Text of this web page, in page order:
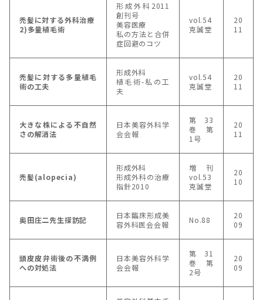
禿髪に対する外科治療
2)多量植毛術
形成外科2011
創刊号
美容医療
私の方法と合併
症回避のコツ
vol.54
克誠堂
20
11
禿髪に対する多量植毛
術の工夫
形成外科
植毛術-私の工
夫
vol.54
克誠堂
20
11
大きな株による不自然
さの解消法
日本美容外科学
会会報
第33
巻 第
1号
20
11
禿髪(alopecia)
形成外科
形成外科の治療
指針2010
増刊
vol.53
克誠堂
20
10
奥田庄二先生探訪記
日本臨床形成美
容外科医会会報
No.88
20
09
頭皮皮弁術後の不満例
への対処法
日本美容外科学
会会報
第31
巻 第
2号
20
09